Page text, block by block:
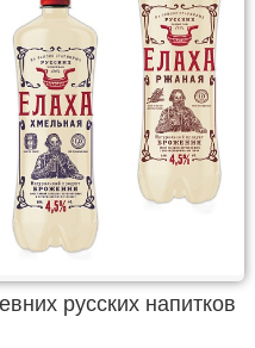
русских напитков